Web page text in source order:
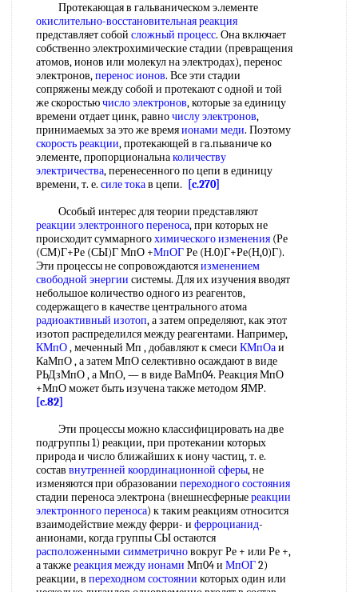
Протекающая в гальваническом э.лементе
окислительно-восстановительная реакция
представляет собой сложный процесс. Она включает
собственно электрохимические стадии (превращения
атомов, ионов или молекул на электродах), перенос
электронов,перенос ионов. Все эти стадии
сопряжены между собой и протекают с одной и той
же скоростьючисло электронов, которые за единицу
времени отдает цинк, равночислу электронов,
принимаемых за это же времяионами меди. Поэтому
скорость реакции, протекающей в гa.пьвaничe кo
элементе, пропорциональнаколичеству
электричества, перенесенного по цепи в единицу
времени, т. е. силе токав цепи.
[c.270]
Особый интерес для теории представляют
реакции электронного переноса, при которых не
происходит суммарногохимического изменения (Ре
(СМ)Г+Ре (СЫ)Г МпО +МпОГРе (Н.0)Г+Ре(Н,0)Г).
Эти процессы не сопровождаютсяизменением
свободной энергии системы. Для их изучения вводят
небольшое количество одного из реагентов,
содержащего в качестве центрального атома
радиоактивный изотоп, а затем определяют, как этот
изотоп распределился между реагентами. Например,
КМпО, меченный Мп , добавляют к смеси КМпОаи
КаМпО , а затем МпО селективно осаждают в виде
РЬДзМпО , а МпО, — в виде ВаМп04. Реакция МпО
+МпО может быть изучена также методом ЯМР.
[c.82]
Эти процессы можно классифицировать на две
подгруппы 1) реакции, при протекании которых
природа и число ближайших к иону частиц, т. е.
состав внутренней координационной сферы, не
изменяются при образовании переходного состояния
стадии переноса электрона (внешнесферныереакции
электронного переноса) к таким реакциям относится
взаимодействие между ферри- и ферроцианид-
анионами, когда группы СЫ остаются
расположенными симметричновокруг Ре + или Ре +,
а такжереакция между ионами Мп04 и МпОГ2)
реакции, в переходном состоянии которых один или